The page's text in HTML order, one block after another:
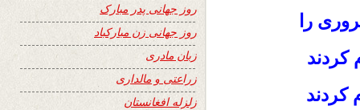
را
کردند
کردند
روز جهانی پدر مبارک
روز جهانی زن مبارکباد
زبان مادری
زراعتی و مالداری
زلزله افغانستان